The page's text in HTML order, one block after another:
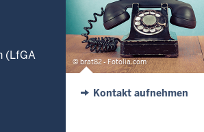
(LfGA © brat82 - Fotolia.com
Kontakt aufnehmen